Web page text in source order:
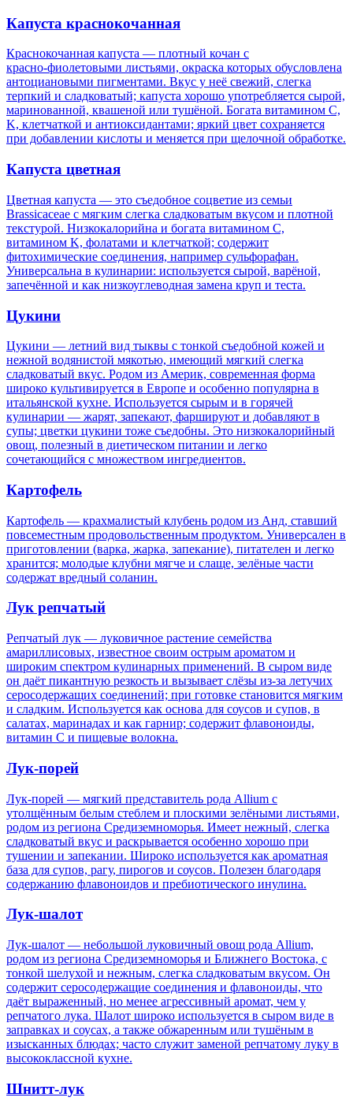
Капуста краснокочанная
Краснокочанная капуста — плотный кочан с
красно‑фиолетовыми листьями, окраска которых обусловлена
антоциановыми пигментами. Вкус у неё свежий, слегка
терпкий и сладковатый; капуста хорошо употребляется сырой,
маринованной, квашеной или тушёной. Богата витамином C,
K, клетчаткой и антиоксидантами; яркий цвет сохраняется
при добавлении кислоты и меняется при щелочной обработке.
Капуста цветная
Цветная капуста — это съедобное соцветие из семьи
Brassicaceae с мягким слегка сладковатым вкусом и плотной
текстурой. Низкокалорийна и богата витамином C,
витамином K, фолатами и клетчаткой; содержит
фитохимические соединения, например сульфорафан.
Универсальна в кулинарии: используется сырой, варёной,
запечённой и как низкоуглеводная замена круп и теста.
Цукини
Цукини — летний вид тыквы с тонкой съедобной кожей и
нежной водянистой мякотью, имеющий мягкий слегка
сладковатый вкус. Родом из Америк, современная форма
широко культивируется в Европе и особенно популярна в
итальянской кухне. Используется сырым и в горячей
кулинарии — жарят, запекают, фаршируют и добавляют в
супы; цветки цукини тоже съедобны. Это низкокалорийный
овощ, полезный в диетическом питании и легко
сочетающийся с множеством ингредиентов.
Картофель
Картофель — крахмалистый клубень родом из Анд, ставший
повсеместным продовольственным продуктом. Универсален в
приготовлении (варка, жарка, запекание), питателен и легко
хранится; молодые клубни мягче и слаще, зелёные части
содержат вредный соланин.
Лук репчатый
Репчатый лук — луковичное растение семейства
амариллисовых, известное своим острым ароматом и
широким спектром кулинарных применений. В сыром виде
он даёт пикантную резкость и вызывает слёзы из‑за летучих
серосодержащих соединений; при готовке становится мягким
и сладким. Используется как основа для соусов и супов, в
салатах, маринадах и как гарнир; содержит флавоноиды,
витамин C и пищевые волокна.
Лук-порей
Лук-порей — мягкий представитель рода Allium с
утолщённым белым стеблем и плоскими зелёными листьями,
родом из региона Средиземноморья. Имеет нежный, слегка
сладковатый вкус и раскрывается особенно хорошо при
тушении и запекании. Широко используется как ароматная
база для супов, рагу, пирогов и соусов. Полезен благодаря
содержанию флавоноидов и пребиотического инулина.
Лук-шалот
Лук-шалот — небольшой луковичный овощ рода Allium,
родом из региона Средиземноморья и Ближнего Востока, с
тонкой шелухой и нежным, слегка сладковатым вкусом. Он
содержит серосодержащие соединения и флавоноиды, что
даёт выраженный, но менее агрессивный аромат, чем у
репчатого лука. Шалот широко используется в сыром виде в
заправках и соусах, а также обжаренным или тушёным в
изысканных блюдах; часто служит заменой репчатому луку в
высококлассной кухне.
Шнитт-лук